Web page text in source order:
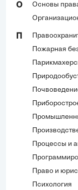
О
Основы
Пожарная
Процессы и
Право и
Психология